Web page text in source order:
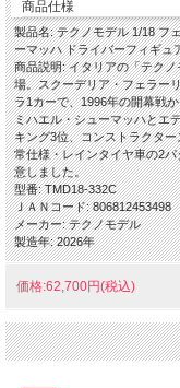
商品仕様
製品名: テクノモデル 1/18 フ
ーマッハ ドライバーフィギュ
商品説明: イタリアの「テク
場。スクーデリア・フェラー
ラ1カーで、1996年の開幕戦
ミハエル・シューマッハとエ
キング3位、コンストラクタ
常仕様・レインタイヤ車の2
意しました。
型番: TMD18-332C
ＪＡＮコード: 806812453498
メーカー: テクノモデル
製造年: 2026年
価格:62,700円(税込)